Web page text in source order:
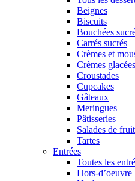
Beignes
Biscuits
Bouchées
Carrés sucrés
Crèmes et
Crèmes
Croustades
Cupcakes
Gâteaux
Meringues
Pâtisseries
Salades de
Tartes
Entrées
Toutes les
Hors-d’oeuvre